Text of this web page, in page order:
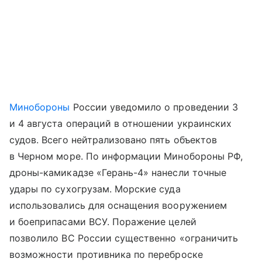
Минобороны России уведомило о проведении 3
и 4 августа операций в отношении украинских
судов. Всего нейтрализовано пять объектов
в Черном море. По информации Минобороны РФ,
дроны-камикадзе «Герань-4» нанесли точные
удары по сухогрузам. Морские суда
использовались для оснащения вооружением
и боеприпасами ВСУ. Поражение целей
позволило ВС России существенно «ограничить
возможности противника по переброске